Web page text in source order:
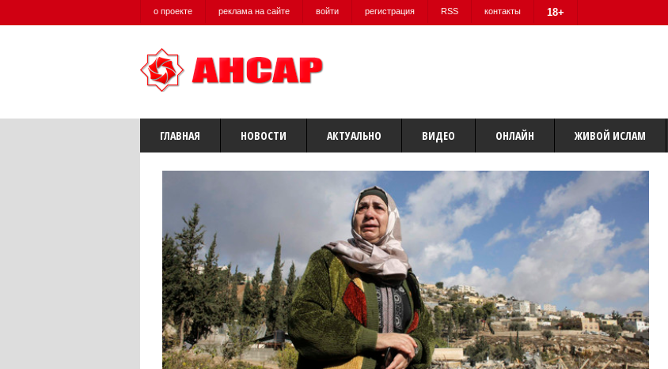
о проекте реклама на сайте войти регистрация RSS контакты 18+
ГЛАВНАЯ НОВОСТИ АКТУАЛЬНО ВИДЕО ОНЛАЙН ЖИВОЙ ИСЛАМ